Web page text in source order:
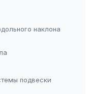
наклона
подвески